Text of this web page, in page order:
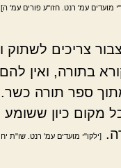
מועדים עמ' רנט. חזו"ע פורים עמ' ה]
צריכים לשתוק
בתורה, ואין
ספר תורה
מקום כיון
[ילקו"י מועדים עמ' רנט. שו"ת